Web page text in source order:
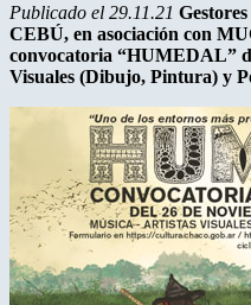
Publicado el 29.11.21
CEBÚ, en asociación con
convocatoria “HUMEDAL”
Visuales (Dibujo, Pintura) y